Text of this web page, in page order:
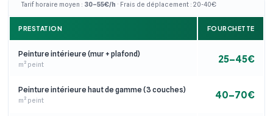
Tarif horaire moyen : 30–55€/h · Frais de déplacement : 20-40€
PRESTATION FOURCHETTE
Peinture intérieure (mur + plafond)
m² peint 25–45€
Peinture intérieure haut de gamme (3 couches)
m² peint 40–70€